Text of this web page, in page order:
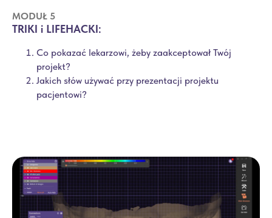
MODUŁ 5
TRIKI i LIFEHACKI:
Co pokazać lekarzowi, żeby zaakceptował Twój
projekt?
Jakich słów używać przy prezentacji projektu
pacjentowi?